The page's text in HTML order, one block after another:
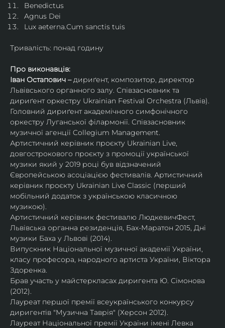
Benedictus
Agnus Dei
Lux aeterna.Cum sanctis tuis
Тривалість: понад годину
Про виконавців:
Іван Остапович – дириґент, композитор, директор
Львівського органного залу. Співзасновник та
дириґент оркестру Ukrainian Festival Orchestra (Львів).
Головний дириґент академічного симфонічного
оркестру Луганської філармонії. Співзасновник
музичної агенції Collegium Management.
Артистичний керівник проєкту Ukrainian Live,
довгострокового проєкту з промоції української
музики який у 2019 році був відзначений
Європейською асоціацією фестивалів. Артистичний
керівник проєкту Ukrainian Live Classic (перший
мобільний додаток з українською класичною
музикою).
Артистичний керівник фестивалю ЛюдкевичФест,
Львівська органна резиденція, Бах-Маратон 2015, Дні
музики Баха у Львові (2014).
Випускник Національної музичної академії України,
класу професора, народного артиста України, Віктора
Здоренка.
Брав участь у майстеркласах диригента Ю. Сімонова
(2012).
Лауреат першої премії всеукраїнського конкурсу
диригентів "Музична Таврія" (Херсон 2012).
Лауреат Національної премії України імені Левка